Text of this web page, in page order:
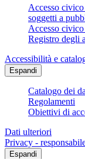
Accesso
soggetti a
Accesso
Registro degli
Accessibilità e
Espandi
Catalogo dei
Regolamenti
Obiettivi di
Dati ulteriori
Privacy -
Espandi